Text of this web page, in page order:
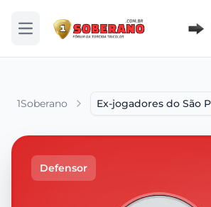
Abrir menu
1Soberano Ex-jogadores do São
Defensor